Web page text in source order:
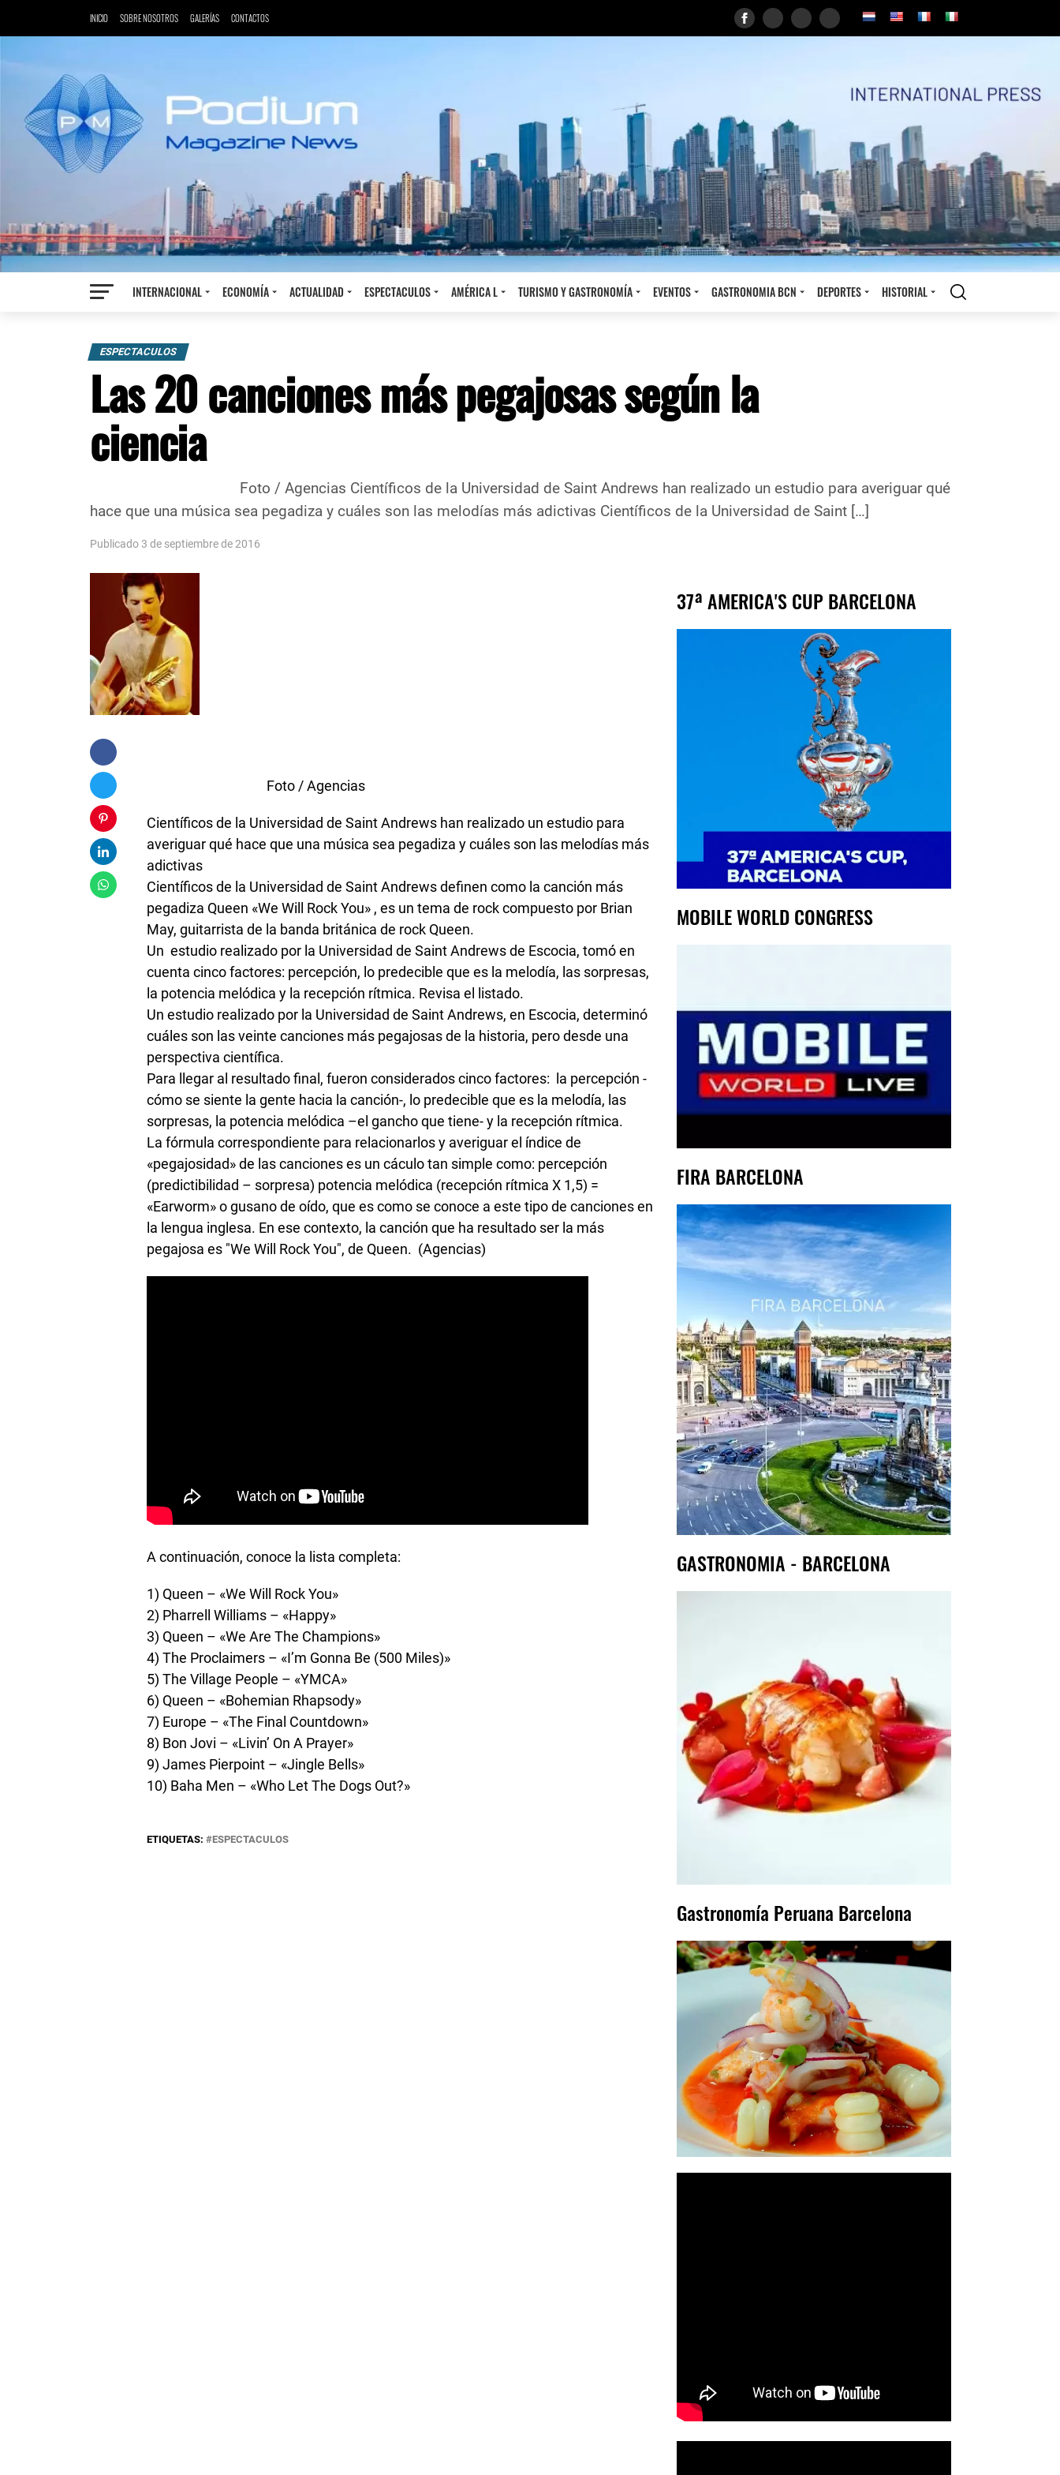
INICIO SOBRE NOSOTROS GALERÍAS CONTACTOS
INTERNACIONAL ECONOMÍA ACTUALIDAD ESPECTACULOS AMÉRICA L TURISMO Y GASTRONOMÍA EVENTOS GASTRONOMIA BCN DEPORTES HISTORIAL
ESPECTACULOS
Las 20 canciones más pegajosas según la
ciencia
Foto / Agencias Científicos de la Universidad de Saint Andrews han realizado un estudio para averiguar qué
hace que una música sea pegadiza y cuáles son las melodías más adictivas Científicos de la Universidad de Saint […]
Publicado 3 de septiembre de 2016
Foto / Agencias
Científicos de la Universidad de Saint Andrews han realizado un estudio para
averiguar qué hace que una música sea pegadiza y cuáles son las melodías más
adictivas
Científicos de la Universidad de Saint Andrews definen como la canción más
pegadiza Queen «We Will Rock You» , es un tema de rock compuesto por Brian
May, guitarrista de la banda británica de rock Queen.
Un estudio realizado por la Universidad de Saint Andrews de Escocia, tomó en
cuenta cinco factores: percepción, lo predecible que es la melodía, las sorpresas,
la potencia melódica y la recepción rítmica. Revisa el listado.
Un estudio realizado por la Universidad de Saint Andrews, en Escocia, determinó
cuáles son las veinte canciones más pegajosas de la historia, pero desde una
perspectiva científica.
Para llegar al resultado final, fueron considerados cinco factores: la percepción -
cómo se siente la gente hacia la canción-, lo predecible que es la melodía, las
sorpresas, la potencia melódica –el gancho que tiene- y la recepción rítmica.
La fórmula correspondiente para relacionarlos y averiguar el índice de
«pegajosidad» de las canciones es un cáculo tan simple como: percepción
(predictibilidad – sorpresa) potencia melódica (recepción rítmica X 1,5) =
«Earworm» o gusano de oído, que es como se conoce a este tipo de canciones en
la lengua inglesa. En ese contexto, la canción que ha resultado ser la más
pegajosa es "We Will Rock You", de Queen. (Agencias)
A continuación, conoce la lista completa:
1) Queen – «We Will Rock You»
2) Pharrell Williams – «Happy»
3) Queen – «We Are The Champions»
4) The Proclaimers – «I’m Gonna Be (500 Miles)»
5) The Village People – «YMCA»
6) Queen – «Bohemian Rhapsody»
7) Europe – «The Final Countdown»
8) Bon Jovi – «Livin’ On A Prayer»
9) James Pierpoint – «Jingle Bells»
10) Baha Men – «Who Let The Dogs Out?»
ETIQUETAS: ESPECTACULOS
37ª AMERICA'S CUP BARCELONA
MOBILE WORLD CONGRESS
FIRA BARCELONA
GASTRONOMIA - BARCELONA
Gastronomía Peruana Barcelona